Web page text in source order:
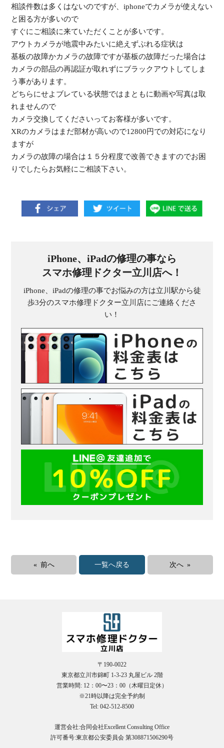
相談件数は多くはないのですが、iphoneでカメラが使えない
と困る方が多いので
すぐにご相談に来ていただくことが多いです。
アウトカメラが地震中みたいに絶えずぶれる症状は
基板の故障かカメラの故障ですが基板の故障だった場合は
カメラの部品の再認証が取れずにブラックアウトしてしま
う事があります。
どちらにせよブレている状態ではまともに動画や写真は取
れませんので
カメラ交換してくださいってお客様が多いです。
XRのカメラはまだ部材が高いので12800円での対応になり
ますが
カメラの故障の場合は１５分程度で改善できますのでお困
りでしたらお気軽にご相談下さい。
iPhone、iPadの修理の事なら
スマホ修理ドクター立川店へ！
iPhone、iPadの修理の事でお悩みの方は立川駅から徒
歩3分のスマホ修理ドクター立川店にご連絡くださ
い！
« 前へ 一覧へ戻る 次へ »
〒190-0022
東京都立川市錦町 1-3-23 丸屋ビル 2階
営業時間: 12：00〜23：00（木曜日定休）
※21時以降は完全予約制
Tel: 042-512-8500
運営会社:合同会社Excellent Consulting Office
許可番号:東京都公安委員会 第308871506290号